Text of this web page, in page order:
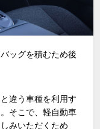
ッグを積むため後
違う車種を利用す
そこで、軽自動車
みいただくため